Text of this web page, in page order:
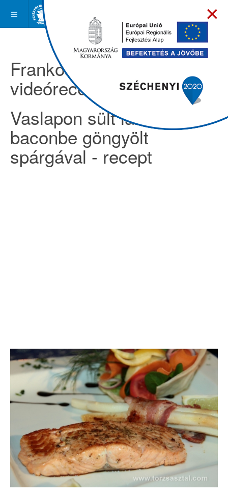
Frankóságok -
videóreceptek
Vaslapon sült lazacfilé
baconbe göngyölt
spárgával - recept
×